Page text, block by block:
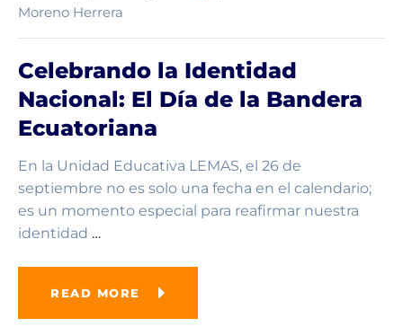
Moreno Herrera
Celebrando la Identidad
Nacional: El Día de la Bandera
Ecuatoriana
En la Unidad Educativa LEMAS, el 26 de
septiembre no es solo una fecha en el calendario;
es un momento especial para reafirmar nuestra
identidad …
READ MORE